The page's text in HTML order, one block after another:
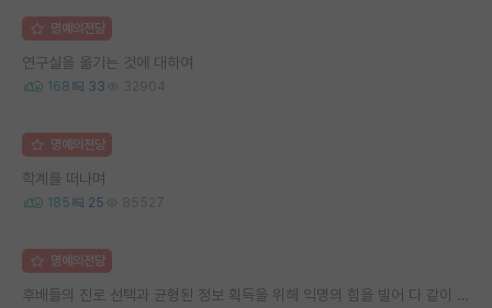
명예의전당
연구실을 옮기는 것에 대하여
168 33 32904
명예의전당
학계를 떠나며
185 25 85527
명예의전당
후배들의 진로 선택과 균형된 정보 획득을 위해 익명의 힘을 빌어 다 같이 연봉 공개 타임 한번 갖는 것 어때요?